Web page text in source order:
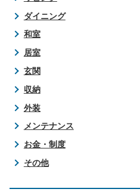
ダイニング
和室
居室
玄関
収納
外装
メンテナンス
お金・制度
その他